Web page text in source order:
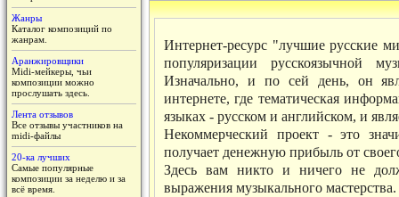
Жанры
Каталог композиций по
жанрам.
Аранжировщики
Midi-мейкеры, чьи
композиции можно
прослушать здесь.
Лента отзывов
Все отзывы участников на
midi-файлы
20-ка лучших
Самые популярные
композиции за неделю и за
всё время.
Интернет-ресурс "лучшие русские
популяризации русскоязычной
Изначально, и по сей день, он
интернете, где тематическая
языках - русском и английском, и
Некоммерческий проект - это
получает денежную прибыль от
Здесь вам никто и ничего не
выражения музыкального мастерства.